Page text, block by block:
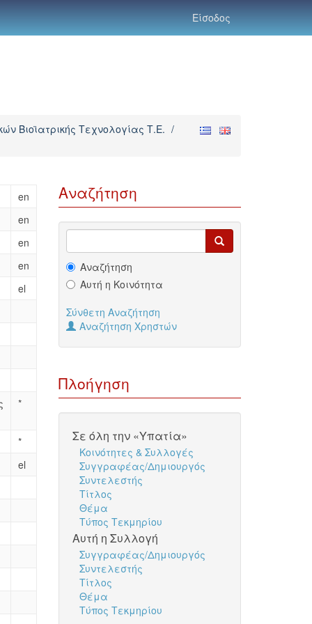
Είσοδος
Βιοϊατρικής Τεχνολογίας Τ.Ε. /
en
en
en
en
el
*
*
el
Αναζήτηση
Αναζήτηση
Αυτή η Κοινότητα
Σύνθετη Αναζήτηση
Αναζήτηση Χρηστών
Πλοήγηση
Σε όλη την «Υπατία»
Κοινότητες & Συλλογές
Συγγραφέας/Δημιουργός
Συντελεστής
Τίτλος
Θέμα
Τύπος Τεκμηρίου
Αυτή η Συλλογή
Συγγραφέας/Δημιουργός
Συντελεστής
Τίτλος
Θέμα
Τύπος Τεκμηρίου